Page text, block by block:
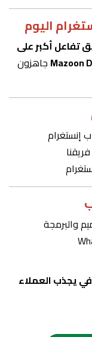
اليوم
تفاعل أكبر على
Mazoon جاهزون
إنستغرام
والبرمجة
يجذب العملاء